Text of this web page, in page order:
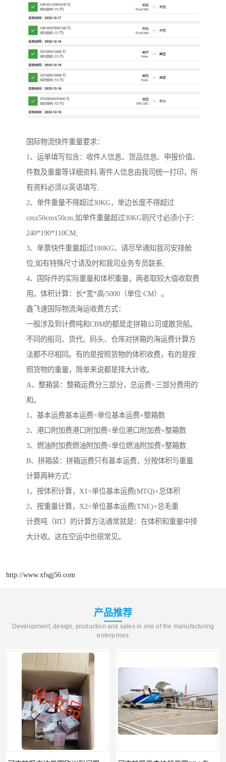
国际物流快件重量要求：
1、运单填写包含：收件人信息、货品信息、申报价值、
件数及重量等详细资料,寄件人信息由我司统一打印，所
有资料必须以英语填写;
2、单件重量不得超过30KG，单边长度不得超过
cmx50cmx50cm;如单件重量超过30KG则尺寸必须小于：
240*190*110CM;
3、单票快件重量超过100KG，请尽早通知我司安排舱
位;如有特殊尺寸请及时和我司业务专员联系;
4、国际件的实际重量和体积重量，两者取较大值收取费
用。体积计算：长*宽*高/5000（单位:CM）。
鑫飞速国际物流海运收费方式：
一般涉及到计费吨和CBM的都是走拼箱公司或散货船。
不同的船司、货代、码头、仓库对拼箱的海运费计算方
法都不尽相同。有的是按照货物的体积收费，有的是按
照货物的重量，简单来说都是择大计收。
A、整箱装：整箱运费分三部分，总运费=三部分费用的
和。
1、基本运费基本运费=单位基本运费×整箱数
2、港口附加费港口附加费=单位港口附加费×整箱数
3、燃油附加费燃油附加费=单位燃油附加费×整箱数
B、拼箱装：拼箱运费只有基本运费，分按体积与重量
计算两种方式：
1、按体积计算，X1=单位基本运费(MTQ)×总体积
2、按重量计算，X2=单位基本运费(TNE)×总毛重
计费吨（RT）的计算方法通常就是：在体积和重量中择
大计收。这在空运中也很常见。
http://www.xfsgj56.com
产品推荐
Development, design, production and sales in one of the manufacturing
enterprises